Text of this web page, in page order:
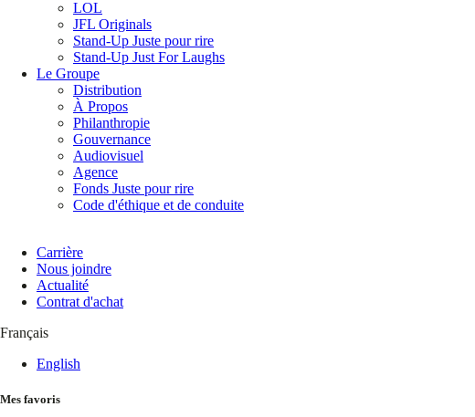
LOL
JFL Originals
Stand-Up Juste pour rire
Stand-Up Just For Laughs
Le Groupe
Distribution
À Propos
Philanthropie
Gouvernance
Audiovisuel
Agence
Fonds Juste pour rire
Code d'éthique et de conduite
Carrière
Nous joindre
Actualité
Contrat d'achat
Français
English
Mes favoris